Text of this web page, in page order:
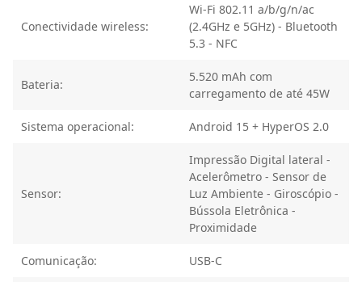
Conectividade wireless:
Wi-Fi 802.11 a/b/g/n/ac
(2.4GHz e 5GHz) - Bluetooth
5.3 - NFC
Bateria:
5.520 mAh com
carregamento de até 45W
Sistema operacional: Android 15 + HyperOS 2.0
Sensor:
Impressão Digital lateral -
Acelerômetro - Sensor de
Luz Ambiente - Giroscópio -
Bússola Eletrônica -
Proximidade
Comunicação: USB-C